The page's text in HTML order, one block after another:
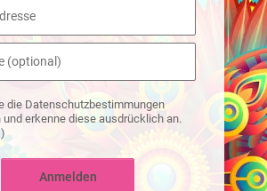
die Datenschutzbestimmungen
und erkenne diese ausdrücklich an.
)
Anmelden